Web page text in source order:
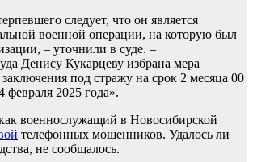
следует, что он является
военной операции, на которую был
– уточнили в суде. –
Денису Кукарцеву избрана мера
под стражу на срок 2 месяца 00
февраля 2025 года».
военнослужащий в Новосибирской
телефонных мошенников. Удалось ли
не сообщалось.